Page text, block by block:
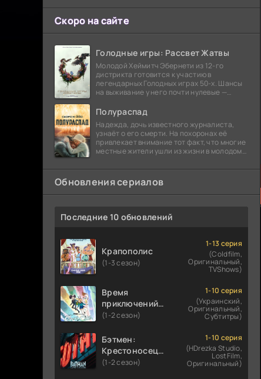
Скоро на сайте
Голодные игры: Рассвет Жатвы
Молодой Хеймитч Эбернети из 12-го
дистрикта готовится к участию в
легендарных Голодных играх 50-х. Шансы
на выживание у него почти нулевые —
победу еще сорок
Полураспад
Надежда, дочь известного журналиста,
узнаёт о его смерти. На похоронах её
привлекает внимание тот факт, что многие
местные жители ушли из жизни в молодом
бомбы
Обновления сериалов
Последние 10 обновлений
Крапополис
(1-3 сезон)
1-13 серия
(Coldfilm,
Оригинальный,
TVShows)
Время
приключений:
Фионна и Кейк
(1-2 сезон)
1-10 серия
(Украинский,
Оригинальный,
Субтитры)
Бэтмен:
Крестоносец в
плаще
(1-2 сезон)
1-10 серия
(HDrezka Studio,
LostFilm,
Оригинальный)